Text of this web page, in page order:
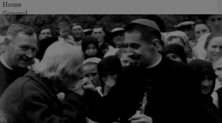
Home
General